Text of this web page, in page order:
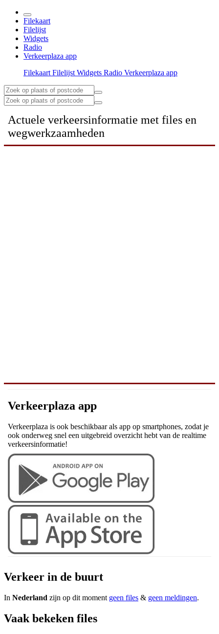
Filekaart
Filelijst
Widgets
Radio
Verkeerplaza app
Filekaart Filelijst Widgets Radio Verkeerplaza app
Actuele verkeersinformatie met files en
wegwerkzaamheden
Verkeerplaza app
Verkeerplaza is ook beschikbaar als app op smartphones, zodat je
ook onderweg snel een uitgebreid overzicht hebt van de realtime
verkeersinformatie!
Verkeer in de buurt
In Nederland zijn op dit moment geen files & geen meldingen.
Vaak bekeken files